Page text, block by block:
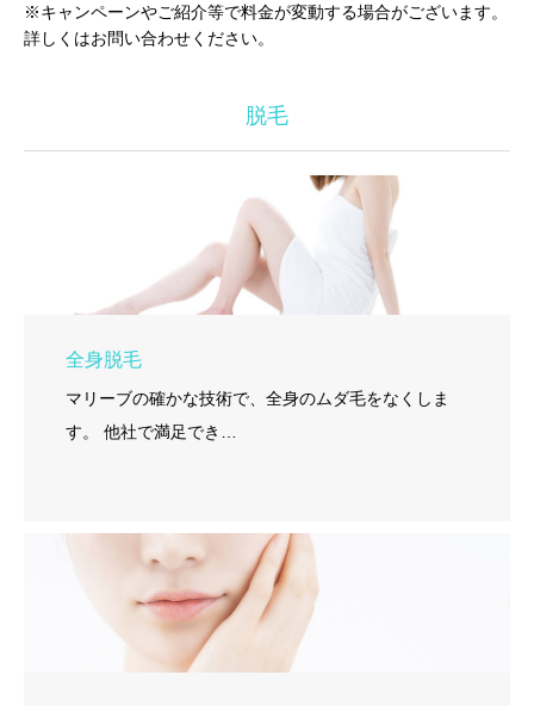
※キャンペーンやご紹介等で料金が変動する場合がございます。
詳しくはお問い合わせください。
脱毛
全身脱毛
マリーブの確かな技術で、全身のムダ毛をなくしま
す。 他社で満足でき…